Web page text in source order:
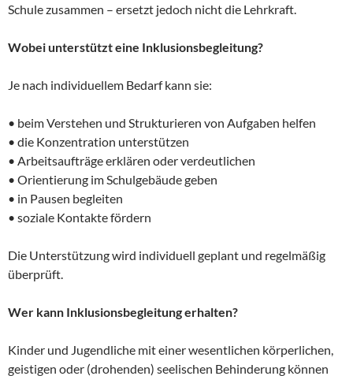
Schule zusammen – ersetzt jedoch nicht die Lehrkraft.
Wobei unterstützt eine Inklusionsbegleitung?
Je nach individuellem Bedarf kann sie:
• beim Verstehen und Strukturieren von Aufgaben helfen
• die Konzentration unterstützen
• Arbeitsaufträge erklären oder verdeutlichen
• Orientierung im Schulgebäude geben
• in Pausen begleiten
• soziale Kontakte fördern
Die Unterstützung wird individuell geplant und regelmäßig
überprüft.
Wer kann Inklusionsbegleitung erhalten?
Kinder und Jugendliche mit einer wesentlichen körperlichen,
geistigen oder (drohenden) seelischen Behinderung können